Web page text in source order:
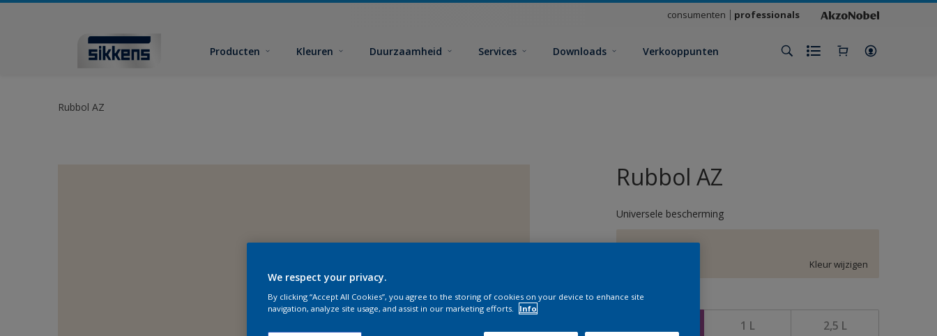
consumenten professionals
Producten Kleuren Duurzaamheid Services Downloads Verkooppunten
Rubbol AZ
Rubbol AZ
Universele bescherming
Kleur wijzigen
Grootte
1 L 2,5 L
We respect your privacy.
By clicking “Accept All Cookies”, you agree to the storing of cookies on your device to enhance site
navigation, analyze site usage, and assist in our marketing efforts.
Info